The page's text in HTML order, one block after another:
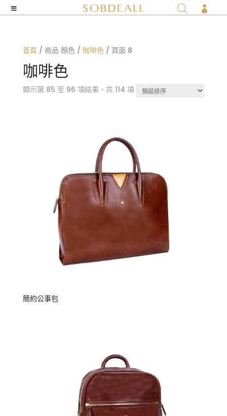

首頁 / 商品 顏色 / 咖啡色/ 頁面 8
咖啡色
顯示第 85 至 96 項結果，共 114 項
簡約公事包